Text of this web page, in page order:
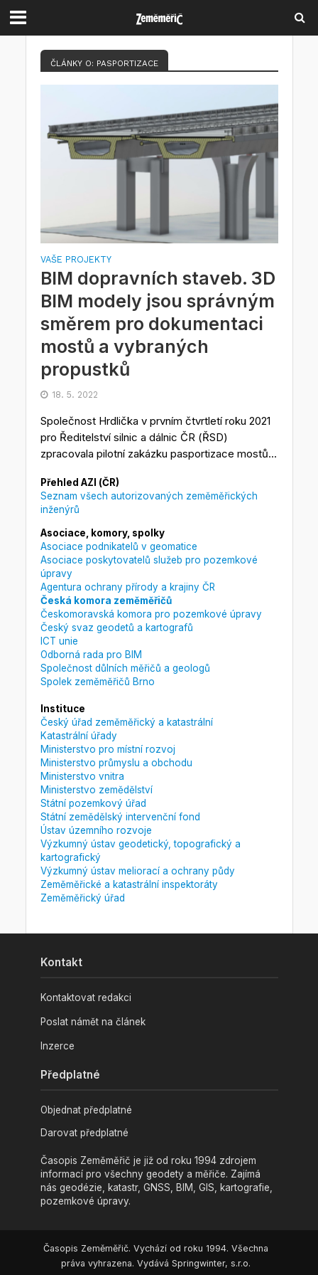
ČLÁNKY O: PASPORTIZACE
VAŠE PROJEKTY
BIM dopravních staveb. 3D
BIM modely jsou správným
směrem pro dokumentaci
mostů a vybraných
propustků
18. 5. 2022
Společnost Hrdlička v prvním čtvrtletí roku 2021
pro Ředitelství silnic a dálnic ČR (ŘSD)
zpracovala pilotní zakázku pasportizace mostů...
Přehled AZI (ČR)
Seznam všech autorizovaných zeměměřických
inženýrů
Asociace, komory, spolky
Asociace podnikatelů v geomatice
Asociace poskytovatelů služeb pro pozemkové
úpravy
Agentura ochrany přírody a krajiny ČR
Česká komora zeměměřičů
Českomoravská komora pro pozemkové úpravy
Český svaz geodetů a kartografů
ICT unie
Odborná rada pro BIM
Společnost důlních měřičů a geologů
Spolek zeměměřičů Brno
Instituce
Český úřad zeměměřický a katastrální
Katastrální úřady
Ministerstvo pro místní rozvoj
Ministerstvo průmyslu a obchodu
Ministerstvo vnitra
Ministerstvo zemědělství
Státní pozemkový úřad
Státní zemědělský intervenční fond
Ústav územního rozvoje
Výzkumný ústav geodetický, topografický a
kartografický
Výzkumný ústav meliorací a ochrany půdy
Zeměměřické a katastrální inspektoráty
Zeměměřický úřad
Kontakt
Kontaktovat redakci
Poslat námět na článek
Inzerce
Předplatné
Objednat předplatné
Darovat předplatné
Časopis Zeměměřič je již od roku 1994 zdrojem
informací pro všechny geodety a měřiče. Zajímá
nás geodézie, katastr, GNSS, BIM, GIS, kartografie,
pozemkové úpravy.
Časopis Zeměměřič. Vychází od roku 1994. Všechna
práva vyhrazena. Vydává Springwinter, s.r.o.